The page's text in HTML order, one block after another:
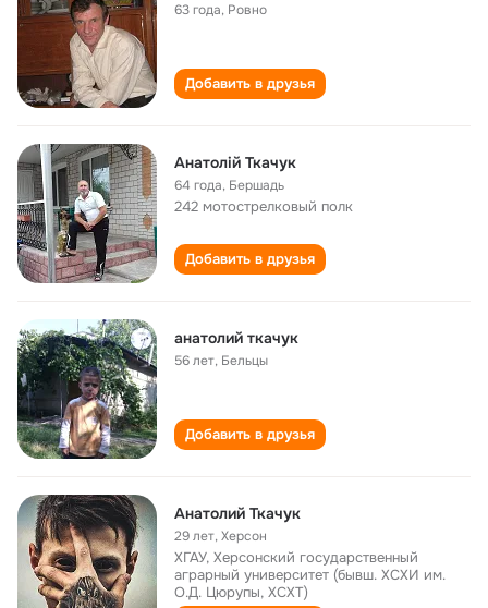
63 года, Ровно
Добавить в друзья
Анатолій Ткачук
64 года, Бершадь
242 мотострелковый полк
Добавить в друзья
анатолий ткачук
56 лет, Бельцы
Добавить в друзья
Анатолий Ткачук
29 лет,Херсон
ХГАУ, Херсонский государственный
аграрный университет (бывш. ХСХИ им.
О.Д. Цюрупы, ХСХТ)